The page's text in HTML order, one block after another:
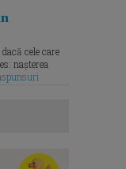
cele care
nașterea